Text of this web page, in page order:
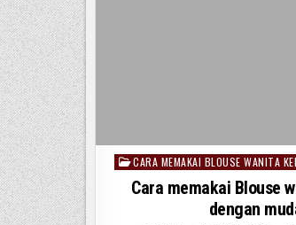
Posted
CARA MEMAKAI BLOUSE WANITA
Cara memakai Blouse
dengan